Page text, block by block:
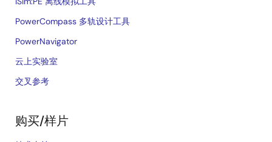
PowerCompass 多轨设计工具
PowerNavigator
云上实验室
交叉参考
购买/样片